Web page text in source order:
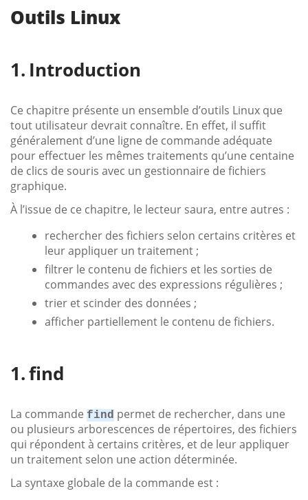
Outils Linux
Introduction
Ce chapitre présente un ensemble d’outils Linux que
tout utilisateur devrait connaître. En effet, il suffit
généralement d’une ligne de commande adéquate
pour effectuer les mêmes traitements qu’une centaine
de clics de souris avec un gestionnaire de fichiers
graphique.
À l’issue de ce chapitre, le lecteur saura, entre autres :
rechercher des fichiers selon certains critères et
leur appliquer un traitement ;
filtrer le contenu de fichiers et les sorties de
commandes avec des expressions régulières ;
trier et scinder des données ;
afficher partiellement le contenu de fichiers.
find
La commande find permet de rechercher, dans une
ou plusieurs arborescences de répertoires, des fichiers
qui répondent à certains critères, et de leur appliquer
un traitement selon une action déterminée.
La syntaxe globale de la commande est :